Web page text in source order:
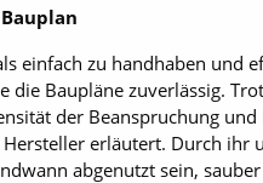
einfach zu handhaben
die Baupläne zuverlässig.
der Beanspruchung
erläutert. Durch ihr
abgenutzt sein,